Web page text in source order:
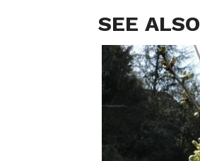
SEE ALSO